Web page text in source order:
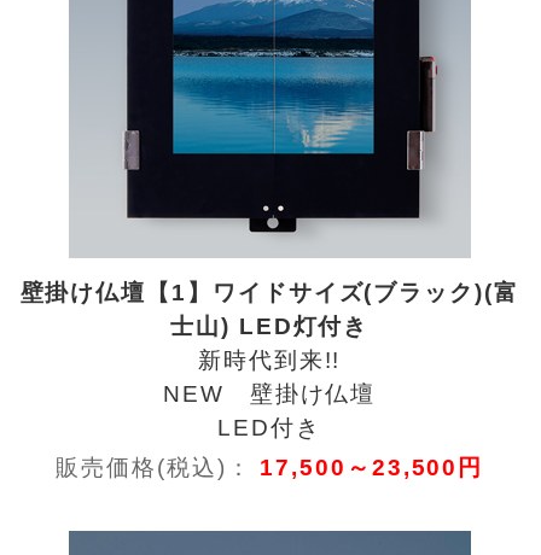
壁掛け仏壇【1】ワイドサイズ(ブラック)(富
士山) LED灯付き
新時代到来!!
NEW 壁掛け仏壇
LED付き
販売価格(税込)： 17,500～23,500円